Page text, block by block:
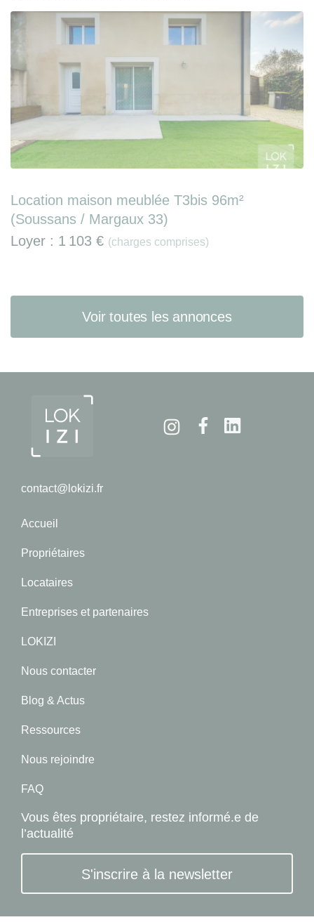
Location maison meublée T3bis 96m²
(Soussans / Margaux 33)
Loyer : 1 103 € (charges comprises)
Voir toutes les annonces
contact@lokizi.fr
InstagramFacebook
Accueil
Propriétaires
Locataires
Entreprises et partenaires
LOKIZI
Nous contacter
Blog & Actus
Ressources
Nous rejoindre
FAQ
Vous êtes propriétaire, restez informé.e de
l’actualité
S'inscrire à la newsletter